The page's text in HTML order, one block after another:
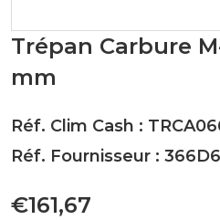
Trépan Carbure
mm
Réf. Clim Cash :
Réf. Fournisseur :
€161,67